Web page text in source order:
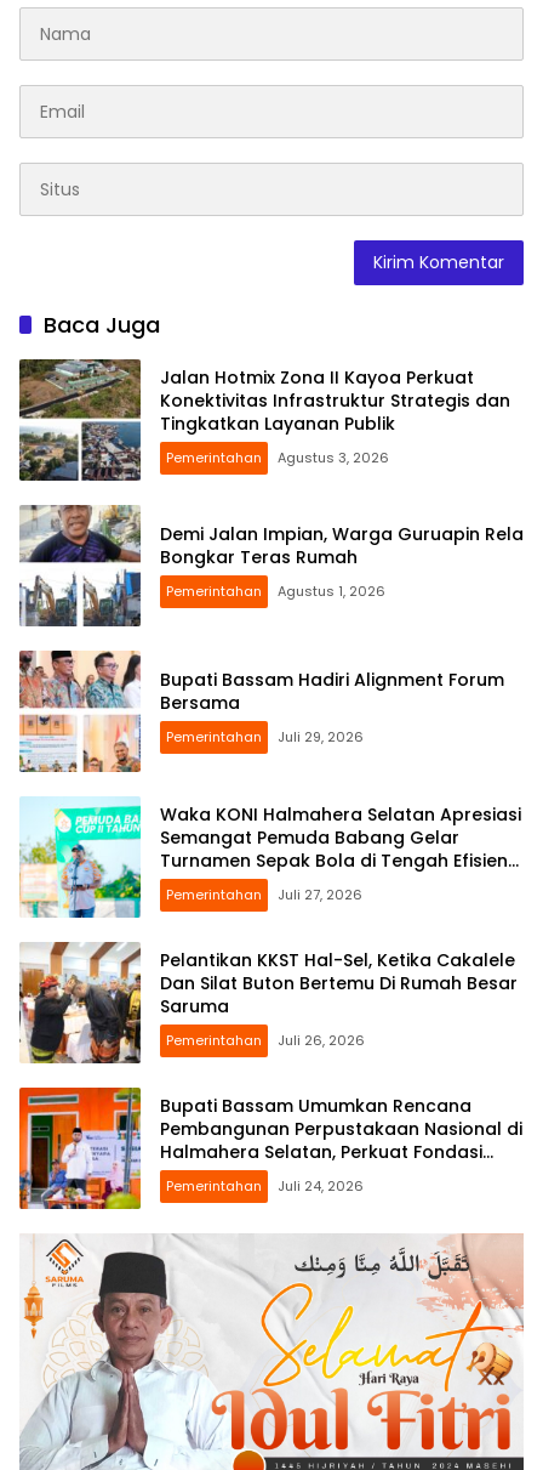
Baca Juga
Jalan Hotmix Zona II Kayoa Perkuat
Konektivitas Infrastruktur Strategis dan
Tingkatkan Layanan Publik
Pemerintahan Agustus 3, 2026
Demi Jalan Impian, Warga Guruapin Rela
Bongkar Teras Rumah
Pemerintahan Agustus 1, 2026
Bupati Bassam Hadiri Alignment Forum
Bersama
Pemerintahan Juli 29, 2026
Waka KONI Halmahera Selatan Apresiasi
Semangat Pemuda Babang Gelar
Turnamen Sepak Bola di Tengah Efisiensi
Anggaran
Pemerintahan Juli 27, 2026
Pelantikan KKST Hal-Sel, Ketika Cakalele
Dan Silat Buton Bertemu Di Rumah Besar
Saruma
Pemerintahan Juli 26, 2026
Bupati Bassam Umumkan Rencana
Pembangunan Perpustakaan Nasional di
Halmahera Selatan, Perkuat Fondasi
Literasi Daerah
Pemerintahan Juli 24, 2026